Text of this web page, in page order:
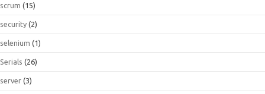
scrum (15)
security (2)
selenium (1)
Serials (26)
server (3)